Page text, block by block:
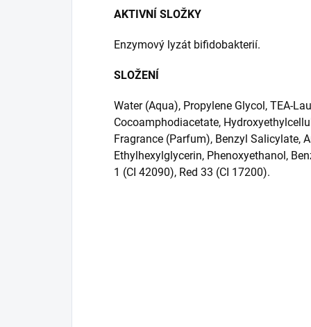
AKTIVNÍ SLOŽKY
Enzymový lyzát bifidobakterií.
SLOŽENÍ
Water (Aqua), Propylene Glycol, TEA-
Cocoamphodiacetate,
Fragrance (Parfum), Benzyl Salicylate,
Ethylhexylglycerin, Phenoxyethanol,
1 (CI 42090), Red 33 (CI 17200).